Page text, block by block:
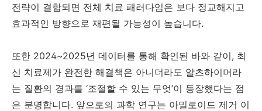
전략이 결합되면 전체 치료 패러다임은 보다 정교해지고
효과적인 방향으로 재편될 가능성이 높습니다.
또한 2024~2025년 데이터를 통해 확인된 바와 같이, 최
신 치료제가 완전한 해결책은 아니더라도 알츠하이머라
는 질환의 경과를 ‘조절할 수 있는 무엇’이 등장했다는 점
은 분명합니다. 앞으로의 과학 연구는 아밀로이드 제거 이